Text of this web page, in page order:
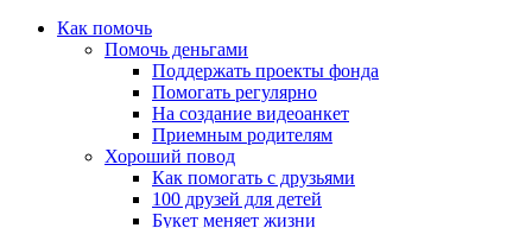
Как помочь
Помочь деньгами
Поддержать проекты фонда
Помогать регулярно
На создание видеоанкет
Приемным родителям
Хороший повод
Как помогать с друзьями
100 друзей для детей
Букет меняет жизни